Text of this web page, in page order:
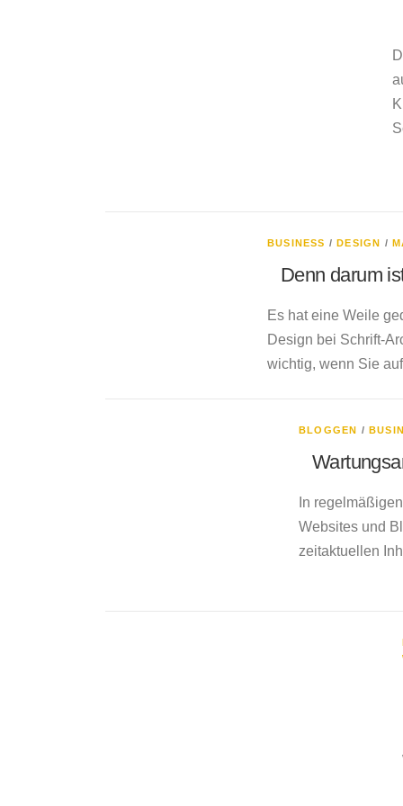
BUSINESS /DESIGN /
Denn darum
Es hat eine Weile
Design bei Schrift-
wichtig, wenn Sie
BLOGGEN /
In
Websites und
zeitaktuellen